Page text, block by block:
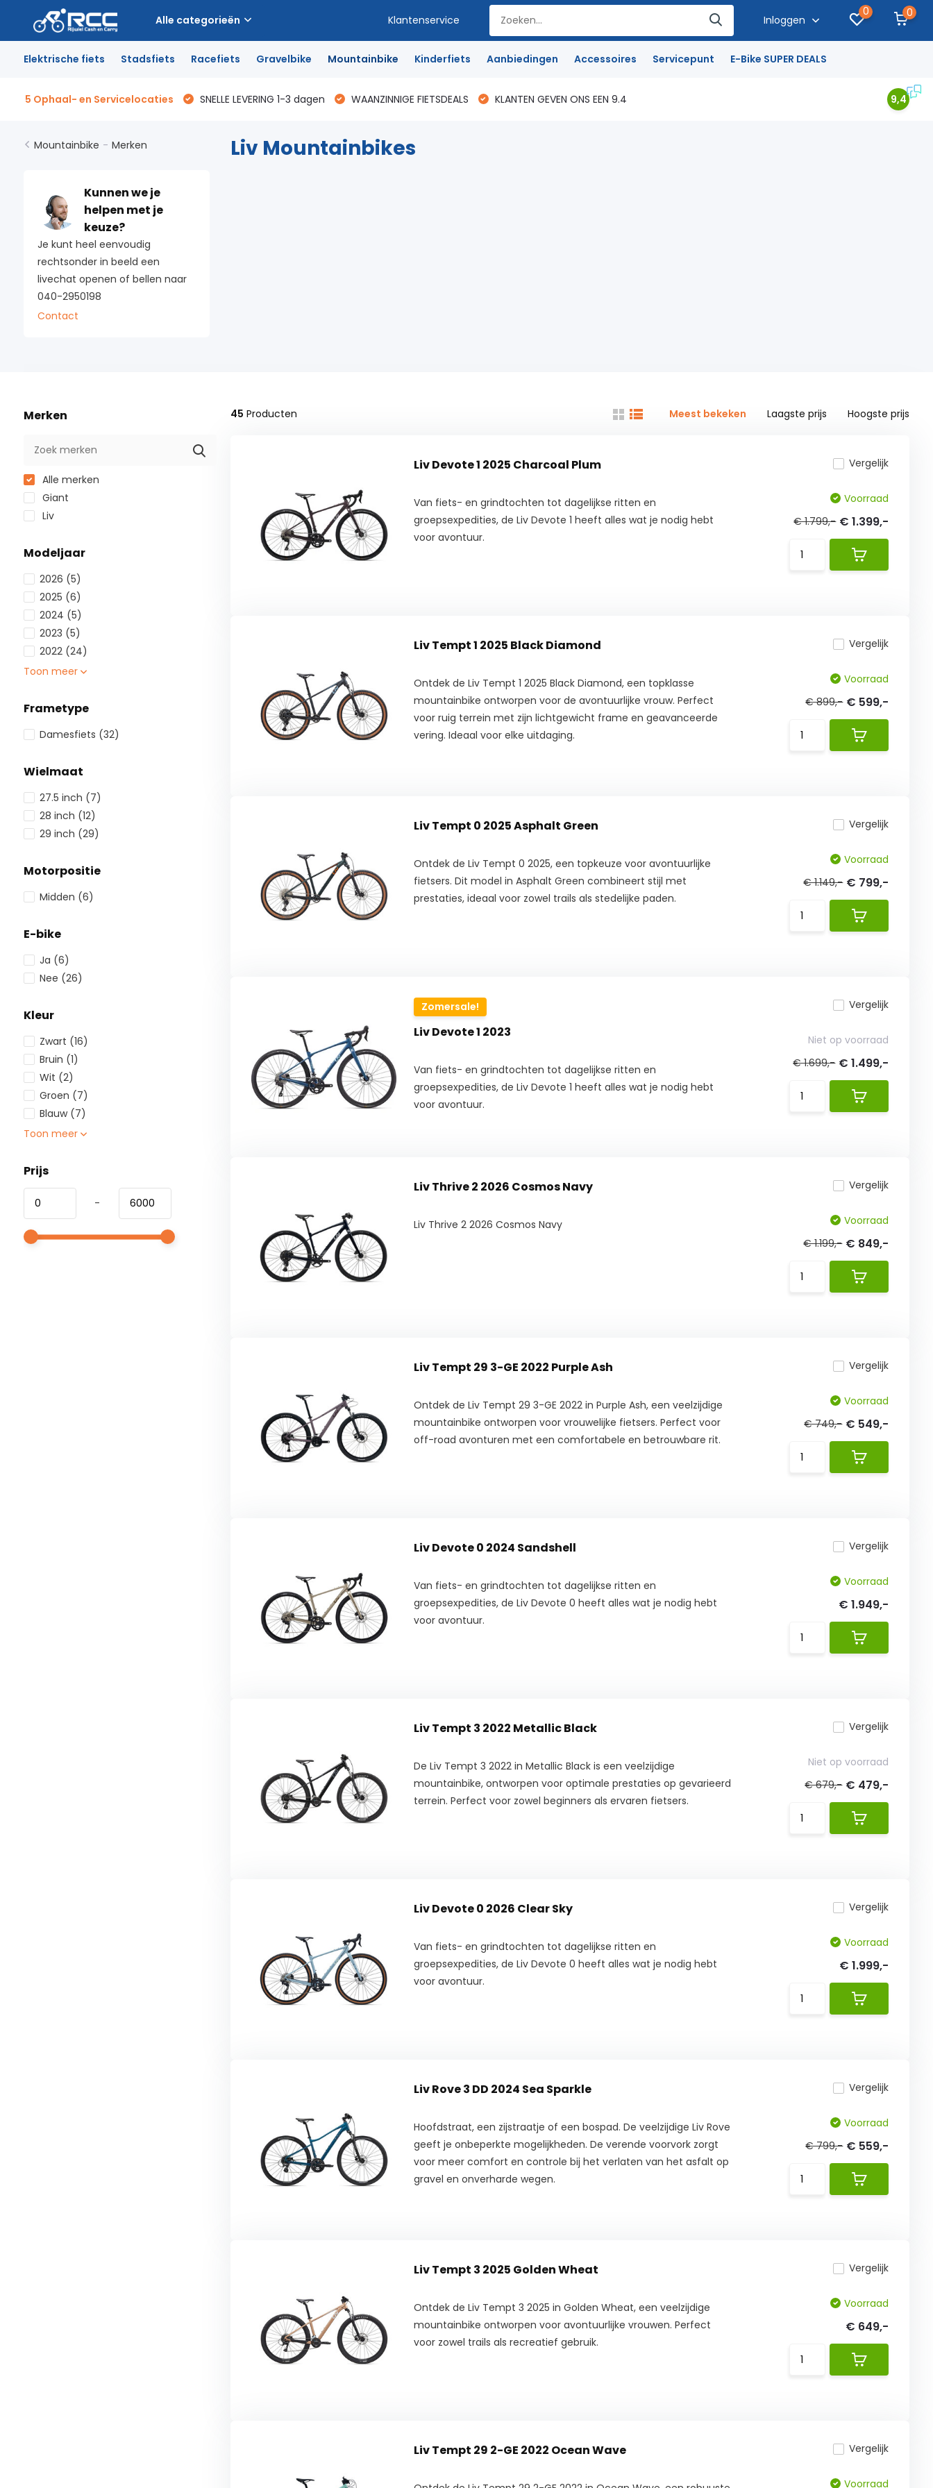
Alle categorieën Klantenservice Inloggen
0 0
Elektrische fiets Stadsfiets Racefiets Gravelbike Mountainbike Kinderfiets Aanbiedingen Accessoires Servicepunt E-Bike SUPER DEALS
5 Ophaal- en Servicelocaties SNELLE LEVERING 1-3 dagen WAANZINNIGE FIETSDEALS KLANTEN GEVEN ONS EEN 9.4 9,4
Mountainbike - Merken
Kunnen we je
helpen met je
keuze?
Je kunt heel eenvoudig
rechtsonder in beeld een
livechat openen of bellen naar
040-2950198
Contact
Liv Mountainbikes
Merken
Alle merken
Giant
Liv
Modeljaar
2026 (5)
2025 (6)
2024 (5)
2023 (5)
2022 (24)
Toon meer
Frametype
Damesfiets (32)
Wielmaat
27.5 inch (7)
28 inch (12)
29 inch (29)
Motorpositie
Midden (6)
E-bike
Ja (6)
Nee (26)
Kleur
Zwart (16)
Bruin (1)
Wit (2)
Groen (7)
Blauw (7)
Toon meer
Prijs
-
45 Producten Meest bekeken Laagste prijs Hoogste prijs
Liv Devote 1 2025 Charcoal Plum
Van fiets- en grindtochten tot dagelijkse ritten en
groepsexpedities, de Liv Devote 1 heeft alles wat je nodig hebt
voor avontuur.
Vergelijk
Voorraad
€ 1.799,- € 1.399,-
Liv Tempt 1 2025 Black Diamond
Ontdek de Liv Tempt 1 2025 Black Diamond, een topklasse
mountainbike ontworpen voor de avontuurlijke vrouw. Perfect
voor ruig terrein met zijn lichtgewicht frame en geavanceerde
vering. Ideaal voor elke uitdaging.
Vergelijk
Voorraad
€ 899,- € 599,-
Liv Tempt 0 2025 Asphalt Green
Ontdek de Liv Tempt 0 2025, een topkeuze voor avontuurlijke
fietsers. Dit model in Asphalt Green combineert stijl met
prestaties, ideaal voor zowel trails als stedelijke paden.
Vergelijk
Voorraad
€ 1.149,- € 799,-
Zomersale!
Liv Devote 1 2023
Van fiets- en grindtochten tot dagelijkse ritten en
groepsexpedities, de Liv Devote 1 heeft alles wat je nodig hebt
voor avontuur.
Vergelijk
Niet op voorraad
€ 1.699,- € 1.499,-
Liv Thrive 2 2026 Cosmos Navy
Liv Thrive 2 2026 Cosmos Navy
Vergelijk
Voorraad
€ 1.199,- € 849,-
Liv Tempt 29 3-GE 2022 Purple Ash
Ontdek de Liv Tempt 29 3-GE 2022 in Purple Ash, een veelzijdige
mountainbike ontworpen voor vrouwelijke fietsers. Perfect voor
off-road avonturen met een comfortabele en betrouwbare rit.
Vergelijk
Voorraad
€ 749,- € 549,-
Liv Devote 0 2024 Sandshell
Van fiets- en grindtochten tot dagelijkse ritten en
groepsexpedities, de Liv Devote 0 heeft alles wat je nodig hebt
voor avontuur.
Vergelijk
Voorraad
€ 1.949,-
Liv Tempt 3 2022 Metallic Black
De Liv Tempt 3 2022 in Metallic Black is een veelzijdige
mountainbike, ontworpen voor optimale prestaties op gevarieerd
terrein. Perfect voor zowel beginners als ervaren fietsers.
Vergelijk
Niet op voorraad
€ 679,- € 479,-
Liv Devote 0 2026 Clear Sky
Van fiets- en grindtochten tot dagelijkse ritten en
groepsexpedities, de Liv Devote 0 heeft alles wat je nodig hebt
voor avontuur.
Vergelijk
Voorraad
€ 1.999,-
Liv Rove 3 DD 2024 Sea Sparkle
Hoofdstraat, een zijstraatje of een bospad. De veelzijdige Liv Rove
geeft je onbeperkte mogelijkheden. De verende voorvork zorgt
voor meer comfort en controle bij het verlaten van het asfalt op
gravel en onverharde wegen.
Vergelijk
Voorraad
€ 799,- € 559,-
Liv Tempt 3 2025 Golden Wheat
Ontdek de Liv Tempt 3 2025 in Golden Wheat, een veelzijdige
mountainbike ontworpen voor avontuurlijke vrouwen. Perfect
voor zowel trails als recreatief gebruik.
Vergelijk
Voorraad
€ 649,-
Liv Tempt 29 2-GE 2022 Ocean Wave Vergelijk
Voorraad